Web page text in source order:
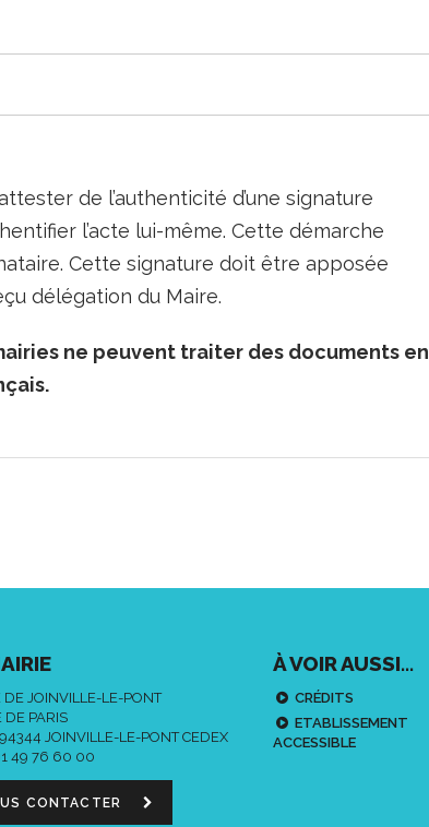
de l’authenticité d’une signature
l’acte lui-même. Cette démarche
Cette signature doit être apposée
délégation du Maire.
ne peuvent traiter des documents en
DE JOINVILLE-LE-PONT
DE PARIS
JOINVILLE-LE-PONT CEDEX
49 76 60 00
CONTACTER
À VOIR AUSSI...
CRÉDITS
ETABLISSEMENT
ACCESSIBLE